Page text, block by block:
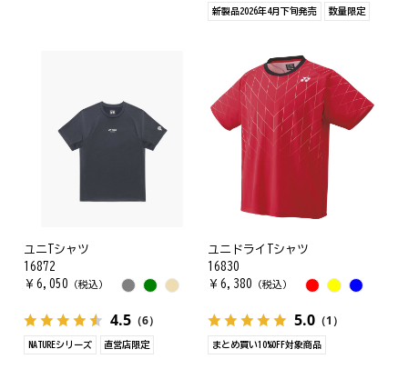
新製品2026年4月下旬発売 数量限定
ユニTシャツ
16872
￥ 6,050 （税込）
4.5 （6）
NATUREシリーズ 直営店限定
ユニドライTシャツ
16830
￥ 6,380 （税込）
5.0（1）
まとめ買い10%OFF対象商品